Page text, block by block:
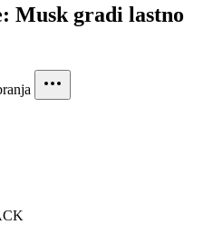
Musk gradi lastno